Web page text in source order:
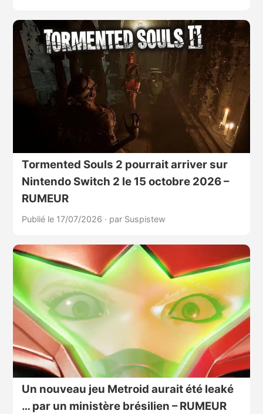
Tormented Souls 2 pourrait arriver sur
Nintendo Switch 2 le 15 octobre 2026 –
RUMEUR
Publié le 17/07/2026 · par Suspistew
Un nouveau jeu Metroid aurait été leaké
… par un ministère brésilien – RUMEUR